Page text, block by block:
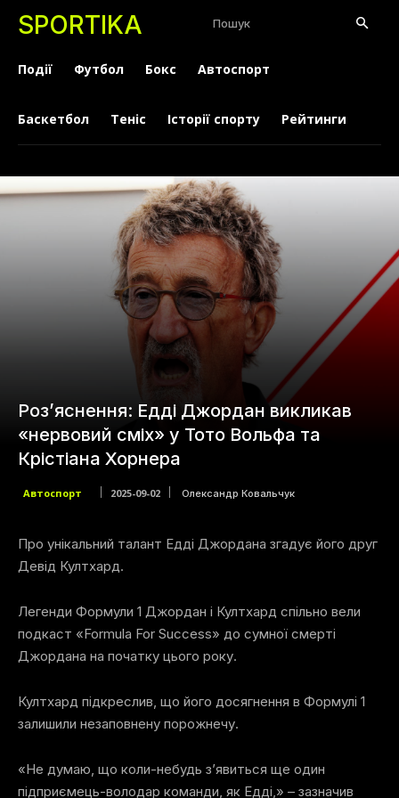
SPORTIKA Пошук
Події Футбол Бокс Автоспорт
Баскетбол Теніс Історії спорту Рейтинги
Роз’яснення: Едді Джордан викликав
«нервовий сміх» у Тото Вольфа та
Крістіана Хорнера
Автоспорт 2025-09-02 Олександр Ковальчук
Про унікальний талант Едді Джордана згадує його друг
Девід Култхард.
Легенди Формули 1 Джордан і Култхард спільно вели
подкаст «Formula For Success» до сумної смерті
Джордана на початку цього року.
Култхард підкреслив, що його досягнення в Формулі 1
залишили незаповнену порожнечу.
«Не думаю, що коли-небудь з’явиться ще один
підприємець-володар команди, як Едді,» – зазначив